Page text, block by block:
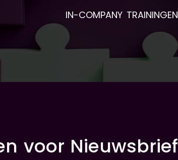
IN-COMPANY TRAININGEN
voor Nieuwsbrief